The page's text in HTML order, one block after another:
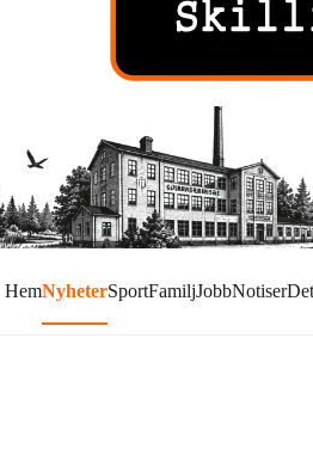
HemNyheterSportFamiljJobbNotiser